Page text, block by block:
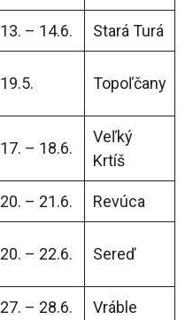
13. – 14.6. Stará Turá
19.5. Topoľčany
17. – 18.6.
Veľký
Krtíš
20. – 21.6. Revúca
20. – 22.6. Sereď
27. – 28.6. Vráble